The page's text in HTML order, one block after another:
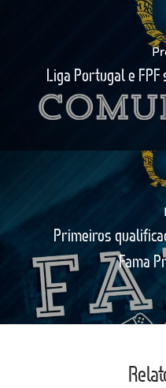
Liga Portugal e
Primeiros
Fama